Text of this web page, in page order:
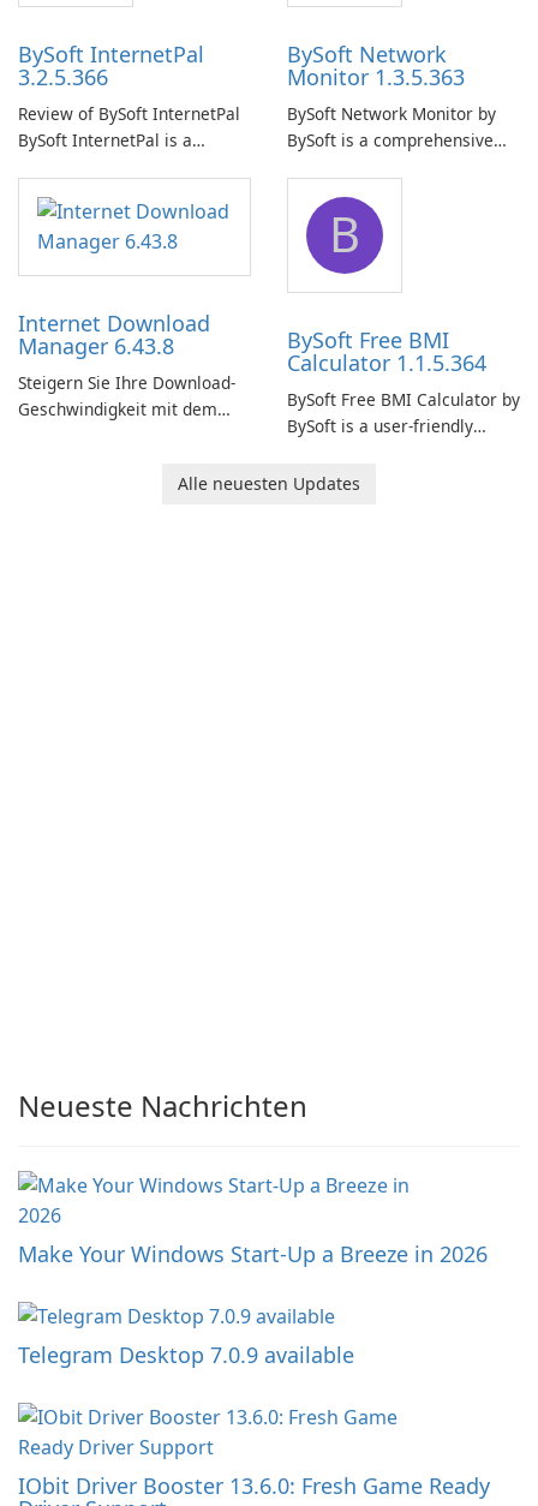
BySoft InternetPal
3.2.5.366
Review of BySoft InternetPal
BySoft InternetPal is a
application designed to
monitor your internet
connection and provide real-
time insights into its
BySoft Network
Monitor 1.3.5.363
BySoft Network Monitor by
BySoft is a comprehensive
designed to help businesses
effectively manage their
network infrastructure.
Internet Download
Manager 6.43.8
Steigern Sie Ihre Download-
Geschwindigkeit mit dem
B
BySoft Free BMI
Calculator 1.1.5.364
BySoft Free BMI Calculator by
BySoft is a user-friendly
designed to help you
Alle neuesten Updates
Neueste Nachrichten
Make Your Windows Start-Up a Breeze in 2026
Telegram Desktop 7.0.9 available
IObit Driver Booster 13.6.0: Fresh Game Ready